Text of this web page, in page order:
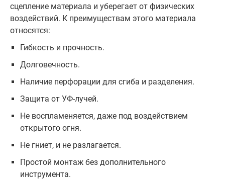
сцепление материала и уберегает от физических
воздействий. К преимуществам этого материала
относятся:
Гибкость и прочность.
Долговечность.
Наличие перфорации для сгиба и разделения.
Защита от УФ-лучей.
Не воспламеняется, даже под воздействием
открытого огня.
Не гниет, и не разлагается.
Простой монтаж без дополнительного
инструмента.